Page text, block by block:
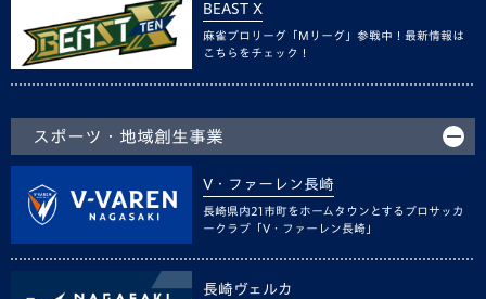
BEAST X
麻雀プロリーグ「Mリーグ」参戦中！最新情報は
こちらをチェック！
スポーツ・地域創生事業
V・ファーレン長崎
長崎県内21市町をホームタウンとするプロサッカ
ークラブ「V・ファーレン長崎」
長崎ヴェルカ